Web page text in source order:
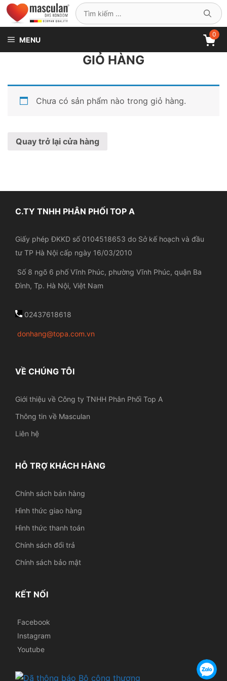
Chuyển
đến
Tìm
kiếm
MENU
0
GIỎ HÀNG
Chưa có sản phẩm nào trong giỏ hàng.
Quay trở lại cửa hàng
C.TY TNHH PHÂN PHỐI TOP A
Giấy phép ĐKKD số 0104518653 do Sở kế hoạch và đầu
tư TP Hà Nội cấp ngày 16/03/2010
Số 8 ngõ 6 phố Vĩnh Phúc, phường Vĩnh Phúc, quận Ba
Đình, Tp. Hà Nội, Việt Nam
02437618618
donhang@topa.com.vn
VỀ CHÚNG TÔI
Giới thiệu về Công ty TNHH Phân Phối Top A
Thông tin về Masculan
Liên hệ
HỖ TRỢ KHÁCH HÀNG
Chính sách bán hàng
Hình thức giao hàng
Hình thức thanh toán
Chính sách đổi trả
Chính sách bảo mật
KẾT NỐI
Facebook
Instagram
Youtube